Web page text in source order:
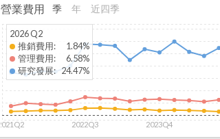
營業費用 季 年 近四季
2021Q2 2022Q3 2023Q4
2026 Q2
推銷費用:
1.84%
管理費用:
6.58%
研究發展: 24.47%